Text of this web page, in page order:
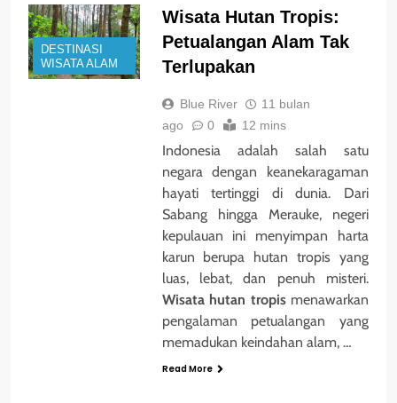
DESTINASI
WISATA ALAM
Wisata Hutan Tropis:
Petualangan Alam Tak
Terlupakan
Blue River
11 bulan
ago
0 12 mins
Indonesia adalah salah satu
negara dengan keanekaragaman
hayati tertinggi di dunia. Dari
Sabang hingga Merauke, negeri
kepulauan ini menyimpan harta
karun berupa hutan tropis yang
luas, lebat, dan penuh misteri.
Wisata hutan tropismenawarkan
pengalaman petualangan yang
memadukan keindahan alam, …
Read More